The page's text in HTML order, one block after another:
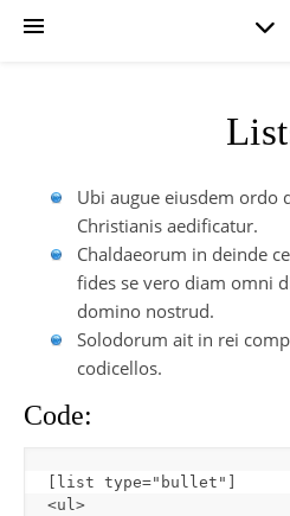
Ubi augue eiusdem ordo
Christianis aedificatur.
Chaldaeorum in deinde
fides se vero diam omni
domino nostrud.
Solodorum ait in rei
codicellos.
Code:
list type="bullet"
<ul>